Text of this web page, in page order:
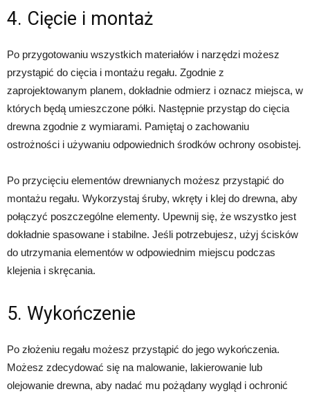
4. Cięcie i montaż
Po przygotowaniu wszystkich materiałów i narzędzi możesz
przystąpić do cięcia i montażu regału. Zgodnie z
zaprojektowanym planem, dokładnie odmierz i oznacz miejsca, w
których będą umieszczone półki. Następnie przystąp do cięcia
drewna zgodnie z wymiarami. Pamiętaj o zachowaniu
ostrożności i używaniu odpowiednich środków ochrony osobistej.
Po przycięciu elementów drewnianych możesz przystąpić do
montażu regału. Wykorzystaj śruby, wkręty i klej do drewna, aby
połączyć poszczególne elementy. Upewnij się, że wszystko jest
dokładnie spasowane i stabilne. Jeśli potrzebujesz, użyj ścisków
do utrzymania elementów w odpowiednim miejscu podczas
klejenia i skręcania.
5. Wykończenie
Po złożeniu regału możesz przystąpić do jego wykończenia.
Możesz zdecydować się na malowanie, lakierowanie lub
olejowanie drewna, aby nadać mu pożądany wygląd i ochronić